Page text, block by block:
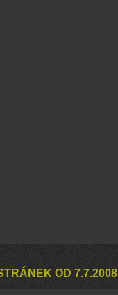
OD 7.7.2008